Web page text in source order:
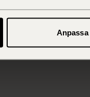
Anpassa
Martin
Partner